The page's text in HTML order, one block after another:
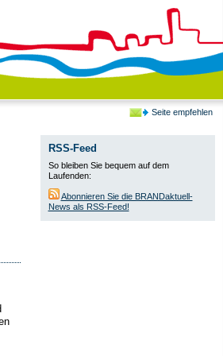
Seite empfehlen
RSS-Feed
So bleiben Sie bequem auf dem
Laufenden:
Abonnieren Sie die BRANDaktuell-
News als RSS-Feed!